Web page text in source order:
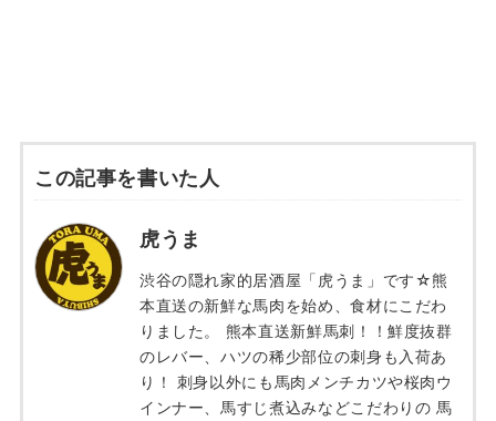
この記事を書いた人
虎うま
渋谷の隠れ家的居酒屋「虎うま」です☆熊
本直送の新鮮な馬肉を始め、食材にこだわ
りました。 熊本直送新鮮馬刺！！鮮度抜群
のレバー、ハツの稀少部位の刺身も入荷あ
り！ 刺身以外にも馬肉メンチカツや桜肉ウ
インナー、馬すじ煮込みなどこだわりの 馬